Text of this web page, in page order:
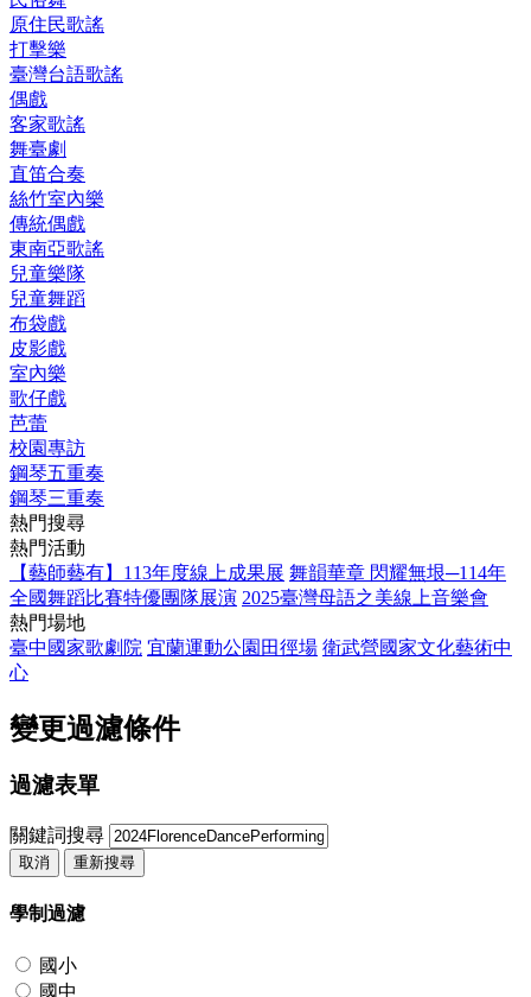
原住民歌謠
打擊樂
臺灣台語歌謠
偶戲
客家歌謠
舞臺劇
直笛合奏
絲竹室內樂
傳統偶戲
東南亞歌謠
兒童樂隊
兒童舞蹈
布袋戲
皮影戲
室內樂
歌仔戲
芭蕾
校園專訪
鋼琴五重奏
鋼琴三重奏
熱門搜尋
熱門活動
【藝師藝有】113年度線上成果展 舞韻華章 閃耀無垠─114年
全國舞蹈比賽特優團隊展演 2025臺灣母語之美線上音樂會
熱門場地
臺中國家歌劇院 宜蘭運動公園田徑場 衛武營國家文化藝術中
心
變更過濾條件
過濾表單
關鍵詞搜尋
取消 重新搜尋
學制過濾
國小
國中